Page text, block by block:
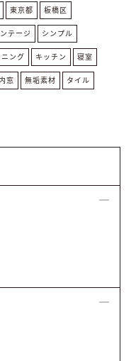
東京都 板橋区
テージ シンプル
ング キッチン 寝室
内窓 無垢素材 タイル